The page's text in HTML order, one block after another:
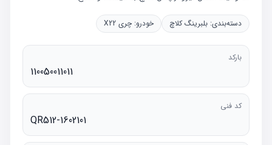
دسته‌بندی: بلبرینگ کلاچ خودرو: چری X22
بارکد
110050011011
کد فنی
QR512-1602101